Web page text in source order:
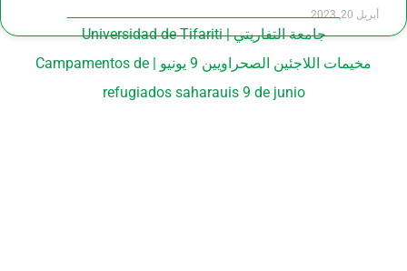
أبريل 20, 2023
جامعة التفاريتي | Universidad de Tifariti
مخيمات اللاجئين الصحراويين 9 يونيو | Campamentos de
refugiados saharauis 9 de junio